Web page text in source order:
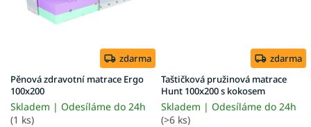
zdarma
Pěnová zdravotní matrace Ergo
100x200
Skladem | Odesíláme do 24h
(1 ks)
zdarma
Taštičková pružinová matrace
Hunt 100x200 s kokosem
Skladem | Odesíláme do 24h
(>6 ks)